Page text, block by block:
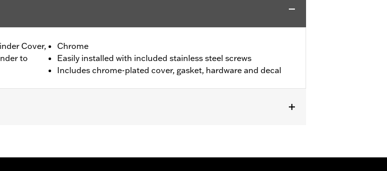
Cover,
to
Chrome
Easily installed with included stainless steel screws
Includes chrome-plated cover, gasket, hardware and decal